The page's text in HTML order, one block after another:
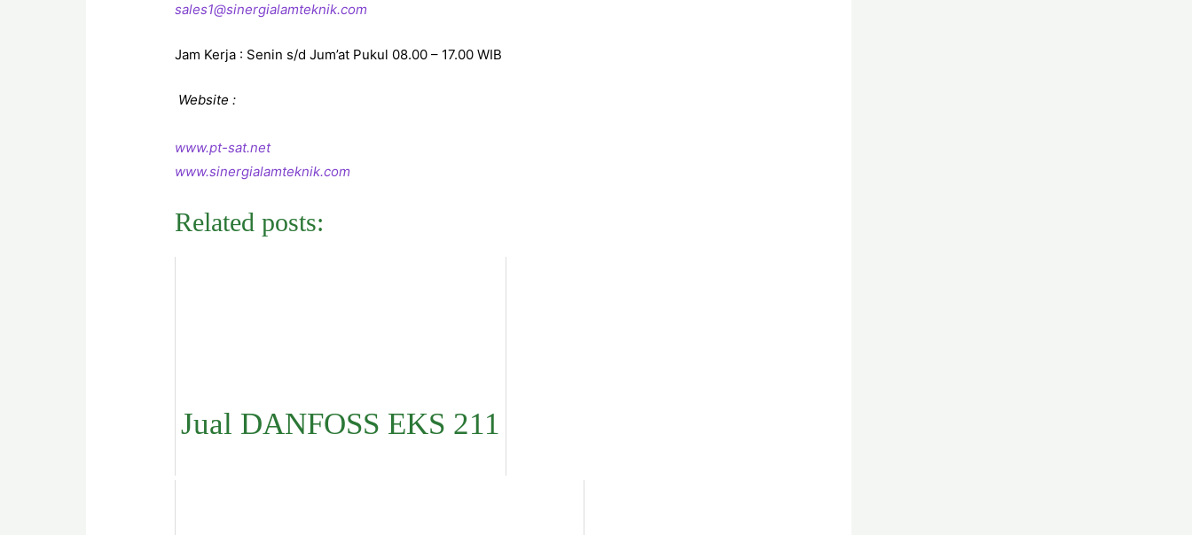
sales1@sinergialamteknik.com
Jam Kerja : Senin s/d Jum’at Pukul 08.00 – 17.00 WIB
Website :
www.pt-sat.net
www.sinergialamteknik.com
Related posts:
Jual DANFOSS EKS 211